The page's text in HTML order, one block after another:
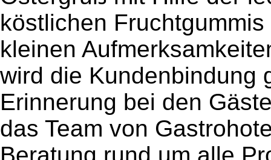
köstlichen
kleinen
wird die Kundenbindung
Erinnerung bei den
das Team von